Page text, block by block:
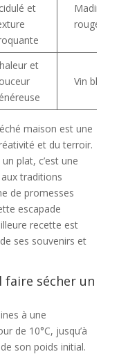
et
Madiran
rouge
et
Vin blanc
maison est une
et du terroir.
plat, c’est une
traditions
de promesses
escapade
recette est
ses souvenirs et
sécher un
à une
de 10°C, jusqu’à
son poids initial.